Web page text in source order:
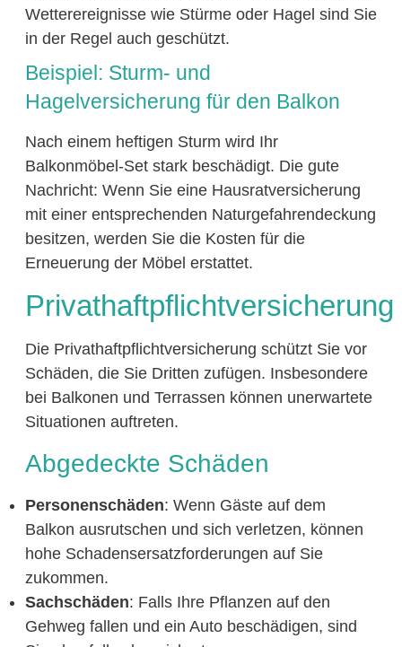
Wetterereignisse wie Stürme oder Hagel sind Sie
in der Regel auch geschützt.
Beispiel: Sturm- und
Hagelversicherung für den Balkon
Nach einem heftigen Sturm wird Ihr
Balkonmöbel-Set stark beschädigt. Die gute
Nachricht: Wenn Sie eine Hausratversicherung
mit einer entsprechenden Naturgefahrendeckung
besitzen, werden Sie die Kosten für die
Erneuerung der Möbel erstattet.
Privathaftpflichtversicherung
Die Privathaftpflichtversicherung schützt Sie vor
Schäden, die Sie Dritten zufügen. Insbesondere
bei Balkonen und Terrassen können unerwartete
Situationen auftreten.
Abgedeckte Schäden
Personenschäden: Wenn Gäste auf dem
Balkon ausrutschen und sich verletzen, können
hohe Schadensersatzforderungen auf Sie
zukommen.
Sachschäden: Falls Ihre Pflanzen auf den
Gehweg fallen und ein Auto beschädigen, sind